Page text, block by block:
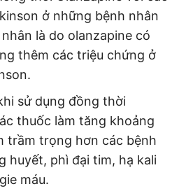
ở những bệnh nhân
là do olanzapine có
thêm các triệu chứng ở
sử dụng đồng thời
thuốc làm tăng khoảng
trầm trọng hơn các bệnh
huyết, phì đại tim, hạ kali
máu.